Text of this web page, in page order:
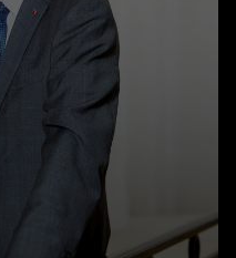
sur le capitalisme
l’industrie du futur
(2016). Dans ses
président de
rejoint en 2005. Il a
différentes
et opérationnelles au
Gobain et